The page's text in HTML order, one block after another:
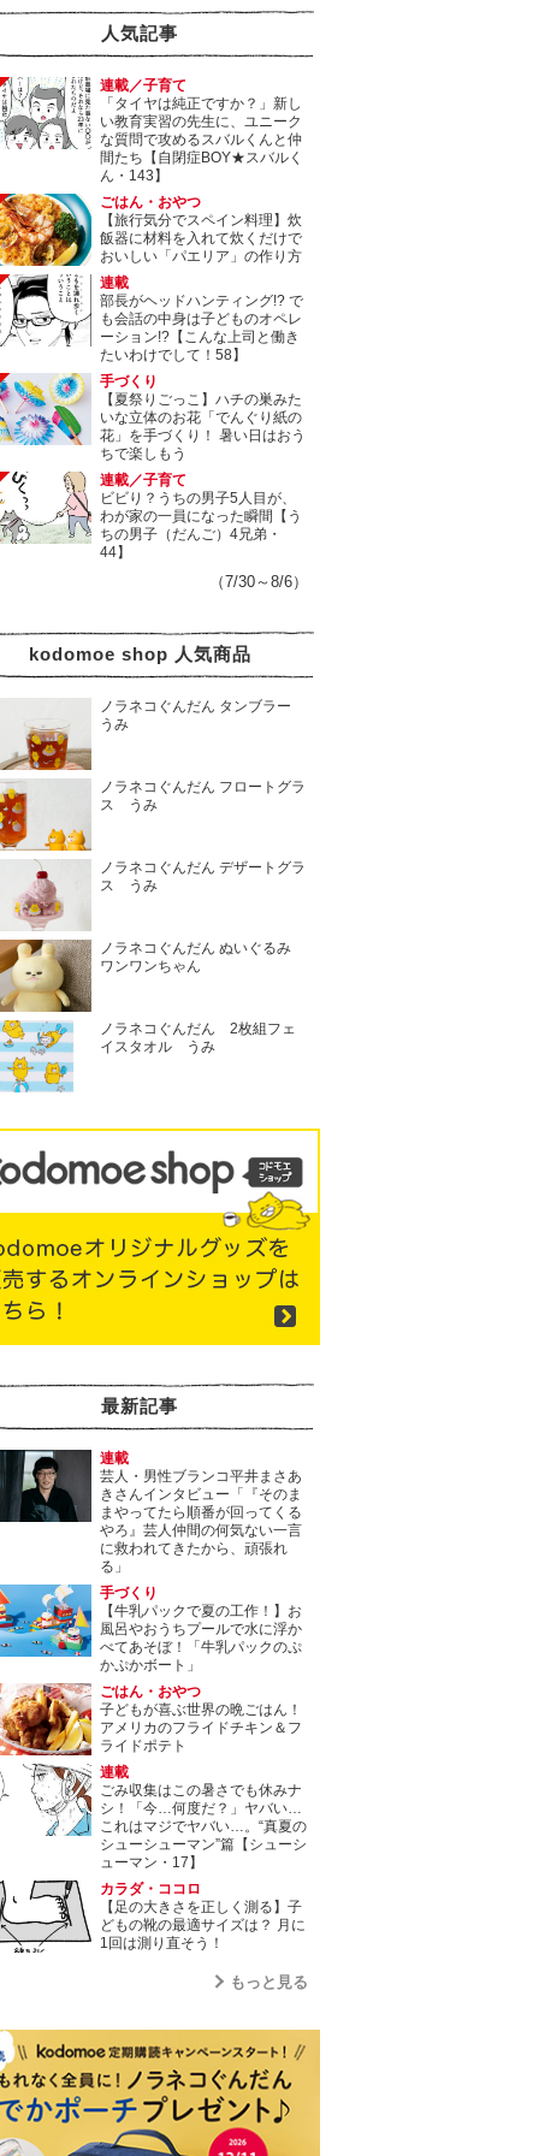
人気記事
連載／子育て
「タイヤは純正ですか？」新し
い教育実習の先生に、ユニーク
な質問で攻めるスバルくんと仲
間たち【自閉症BOY★スバルく
ん・143】
ごはん・おやつ
【旅行気分でスペイン料理】炊
飯器に材料を入れて炊くだけで
おいしい「パエリア」の作り方
連載
部長がヘッドハンティング!? で
も会話の中身は子どものオペレ
ーション!?【こんな上司と働き
たいわけでして！58】
手づくり
【夏祭りごっこ】ハチの巣みた
いな立体のお花「でんぐり紙の
花」を手づくり！ 暑い日はおう
ちで楽しもう
連載／子育て
ビビり？うちの男子5人目が、
わが家の一員になった瞬間【う
ちの男子（だんご）4兄弟・
44】
（7/30～8/6）
kodomoe shop 人気商品
ノラネコぐんだん タンブラー
うみ
ノラネコぐんだん フロートグラ
ス うみ
ノラネコぐんだん デザートグラ
ス うみ
ノラネコぐんだん ぬいぐるみ
ワンワンちゃん
ノラネコぐんだん 2枚組フェ
イスタオル うみ
最新記事
連載
芸人・男性ブランコ平井まさあ
きさんインタビュー「『そのま
まやってたら順番が回ってくる
やろ』芸人仲間の何気ない一言
に救われてきたから、頑張れ
る」
手づくり
【牛乳パックで夏の工作！】お
風呂やおうちプールで水に浮か
べてあそぼ！「牛乳パックのぷ
かぷかボート」
ごはん・おやつ
子どもが喜ぶ世界の晩ごはん！
アメリカのフライドチキン＆フ
ライドポテト
連載
ごみ収集はこの暑さでも休みナ
シ！「今…何度だ？」ヤバい…
これはマジでヤバい…。“真夏の
シューシューマン”篇【シューシ
ューマン・17】
カラダ・ココロ
【足の大きさを正しく測る】子
どもの靴の最適サイズは？ 月に
1回は測り直そう！
もっと見る